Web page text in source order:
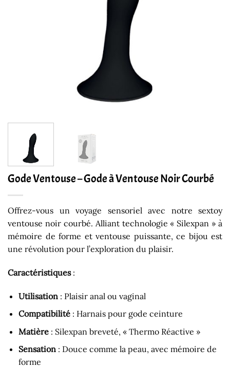
Gode Ventouse – Gode à Ventouse Noir Courbé
Offrez-vous un voyage sensoriel avec notre sextoy
ventouse noir courbé. Alliant technologie « Silexpan » à
mémoire de forme et ventouse puissante, ce bijou est
une révolution pour l’exploration du plaisir.
Caractéristiques:
Utilisation: Plaisir anal ou vaginal
Compatibilité: Harnais pour gode ceinture
Matière: Silexpan breveté, « Thermo Réactive »
Sensation: Douce comme la peau, avec mémoire de
forme